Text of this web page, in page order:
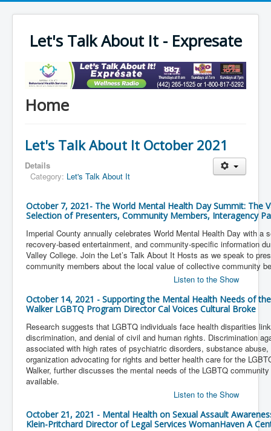
Let's Talk About It - Expresate
Home
Let's Talk About It October 2021
Details
Category: Let's Talk About It
October 7, 2021- The World Mental Health Day Summit: The
Selection of Presenters, Community Members, Interagency
Imperial County annually celebrates World Mental Health Day with a
recovery-based entertainment, and community-specific information
Valley College. Join the Let’s Talk About It Hosts as we speak to
community members about the local value of collective community
Listen to the Show
October 14, 2021 - Supporting the Mental Health Needs of
Walker LGBTQ Program Director Cal Voices Cultural Broke
Research suggests that LGBTQ individuals face health disparities
discrimination, and denial of civil and human rights. Discrimination
associated with high rates of psychiatric disorders, substance
organization advocating for rights and better health care for the
Walker, further discusses the mental needs of the LGBTQ
available.
Listen to the Show
October 21, 2021 - Mental Health on Sexual Assault
Klein-Pritchard Director of Legal Services WomanHaven A